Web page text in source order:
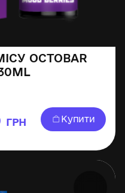
OCTOBAR
ГРН Купити